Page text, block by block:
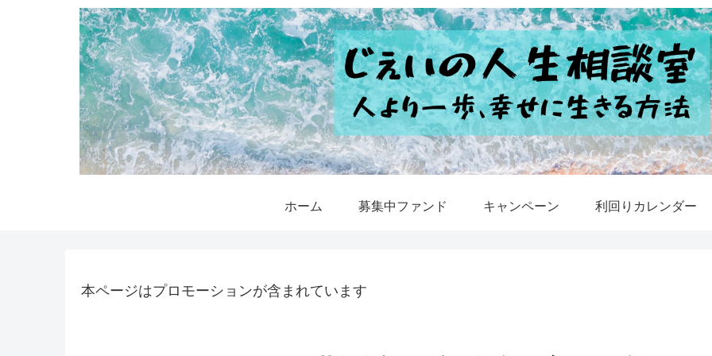
ホーム 募集中ファンド キャンペーン 利回りカレンダー
本ページはプロモーションが含まれています